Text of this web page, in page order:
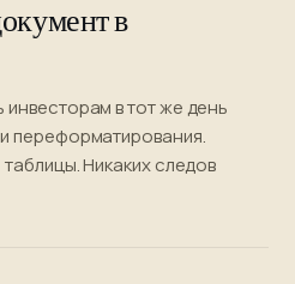
в
в тот же день
переформатирования.
Никаких следов